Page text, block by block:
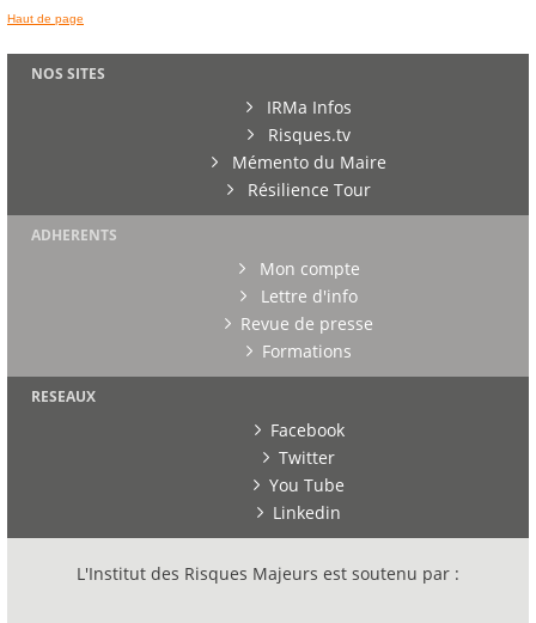
Haut de page
NOS SITES
IRMa Infos
Risques.tv
Mémento du Maire
Résilience Tour
ADHERENTS
Mon compte
Lettre d'info
Revue de presse
Formations
RESEAUX
Facebook
Twitter
You Tube
Linkedin
L'Institut des Risques Majeurs est soutenu par :